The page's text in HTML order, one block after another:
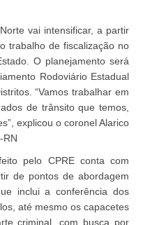
vai intensificar, a partir
trabalho de fiscalização no
O planejamento será
Rodoviário Estadual
“Vamos trabalhar em
de trânsito que temos,
explicou o coronel Alarico
RN
pelo CPRE conta com
de pontos de abordagem
inclui a conferência dos
até mesmo os capacetes
criminal, com busca por